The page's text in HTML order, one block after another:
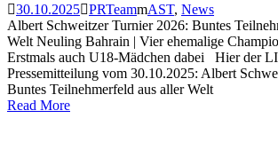
30.10.2025 PRTeam AST, News
Albert Schweitzer Turnier 2026: Buntes
Welt Neuling Bahrain | Vier ehemalige
Erstmals auch U18-Mädchen dabei Hier der
Pressemitteilung vom 30.10.2025: Albert
Buntes Teilnehmerfeld aus aller Welt
Read More